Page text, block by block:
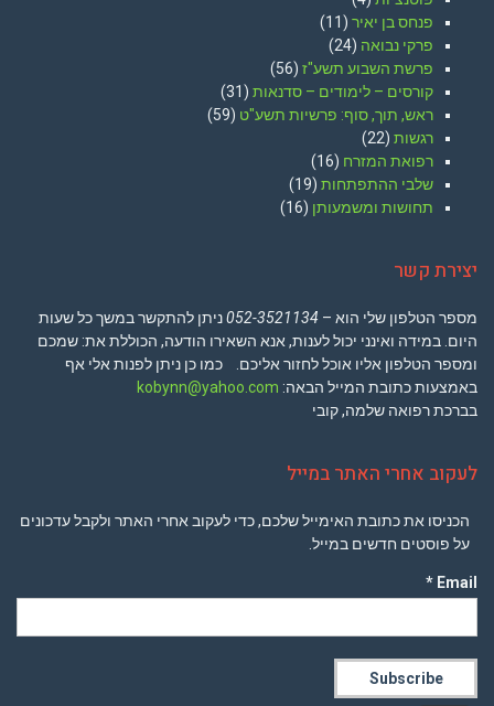
פנחס בן יאיר (11)
פרקי נבואה (24)
פרשת השבוע תשע"ז (56)
קורסים – לימודים – סדנאות (31)
ראש, תוך, סוף: פרשיות תשע"ט (59)
רגשות (22)
רפואת המזרח (16)
שלבי ההתפתחות (19)
תחושות ומשמעותן (16)
יצירת קשר
מספר הטלפון שלי הוא – 052-3521134ניתן להתקשר במשך כל שעות
היום. במידה ואינני יכול לענות, אנא השאירו הודעה, הכוללת את: שמכם
ומספר הטלפון אליו אוכל לחזור אליכם. כמו כן ניתן לפנות אלי אף
באמצעות כתובת המייל הבאה: kobynn@yahoo.com
בברכת רפואה שלמה, קובי
לעקוב אחרי האתר במייל
הכניסו את כתובת האימייל שלכם, כדי לעקוב אחרי האתר ולקבל עדכונים
על פוסטים חדשים במייל.
Email *